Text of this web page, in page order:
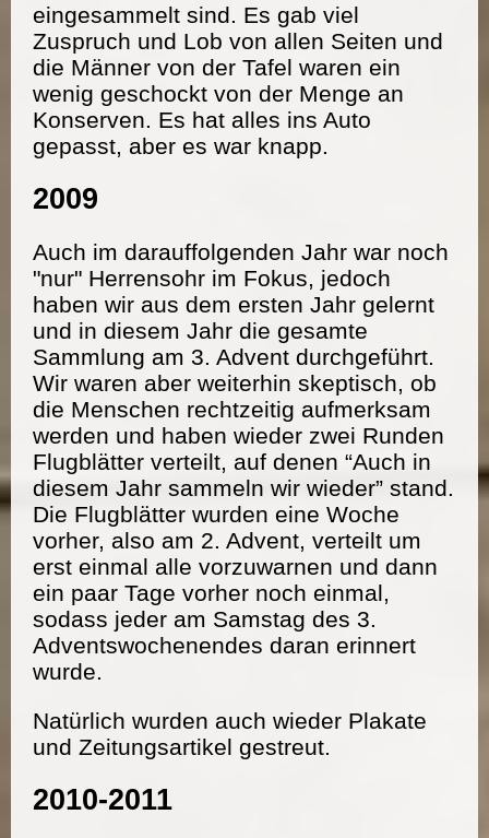
eingesammelt sind. Es gab viel
Zuspruch und Lob von allen Seiten und
die Männer von der Tafel waren ein
wenig geschockt von der Menge an
Konserven. Es hat alles ins Auto
gepasst, aber es war knapp.
2009
Auch im darauffolgenden Jahr war noch
"nur" Herrensohr im Fokus, jedoch
haben wir aus dem ersten Jahr gelernt
und in diesem Jahr die gesamte
Sammlung am 3. Advent durchgeführt.
Wir waren aber weiterhin skeptisch, ob
die Menschen rechtzeitig aufmerksam
werden und haben wieder zwei Runden
Flugblätter verteilt, auf denen “Auch in
diesem Jahr sammeln wir wieder” stand.
Die Flugblätter wurden eine Woche
vorher, also am 2. Advent, verteilt um
erst einmal alle vorzuwarnen und dann
ein paar Tage vorher noch einmal,
sodass jeder am Samstag des 3.
Adventswochenendes daran erinnert
wurde.
Natürlich wurden auch wieder Plakate
und Zeitungsartikel gestreut.
2010-2011